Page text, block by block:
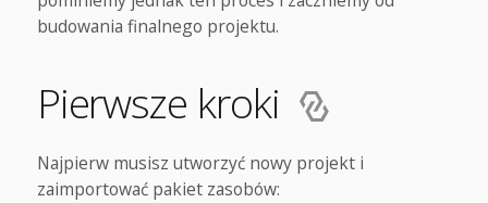
budowania finalnego projektu.
Pierwsze kroki
Najpierw musisz utworzyć nowy projekt i
zaimportować pakiet zasobów: